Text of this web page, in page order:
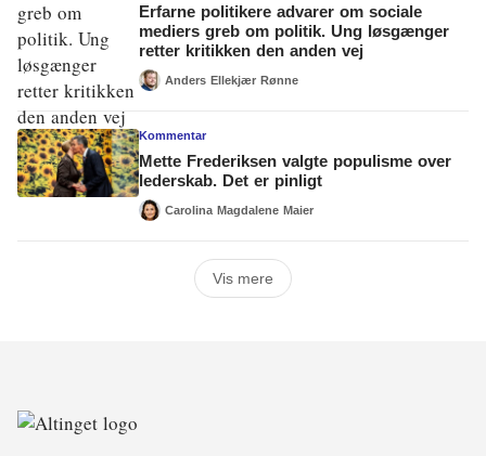
Erfarne politikere advarer om sociale
mediers greb om politik. Ung løsgænger
retter kritikken den anden vej
Anders Ellekjær Rønne
Kommentar
Mette Frederiksen valgte populisme over
lederskab. Det er pinligt
Carolina Magdalene Maier
Vis mere